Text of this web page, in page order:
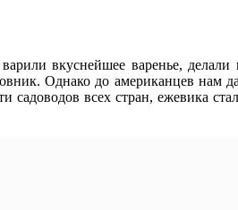
вкуснейшее варенье,
Однако до американцев нам
всех стран, ежевика